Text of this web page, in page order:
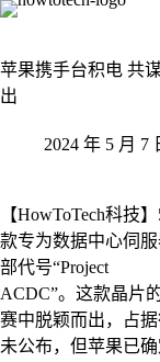
跳
内
容
苹果携手台积电 共
出
2024 年 5 月 7
【HowToTech科技
款专为数据中心伺
部代号“Project
ACDC”。这款晶片
赛中脱颖而出，占
未公布，但苹果已